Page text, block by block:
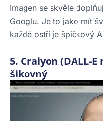
Imagen se skvěle
Googlu. Je to jako mít
každé ostří je špičkový
5. Craiyon (DALL-
šikovný